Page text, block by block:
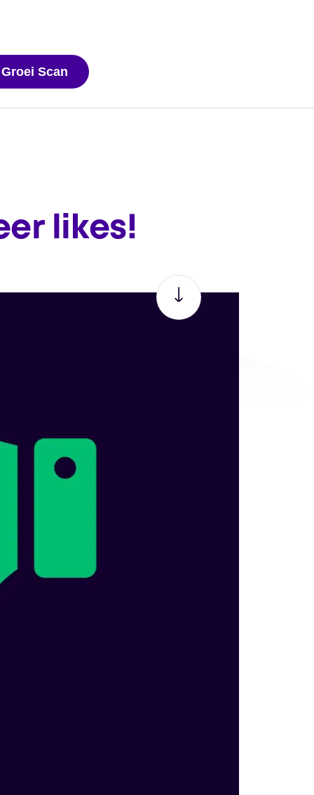
Scan
likes!